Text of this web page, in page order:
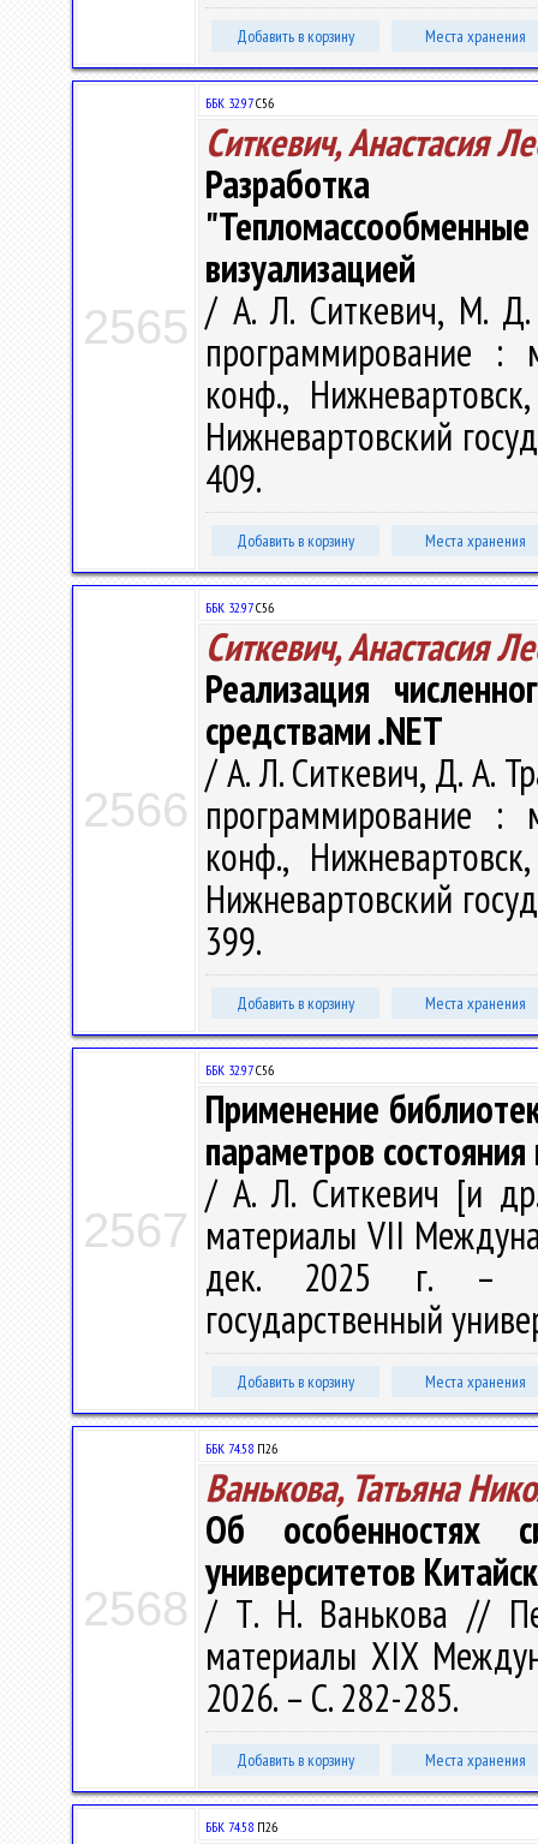
Добавить в корзину Места хранения
2565
ББК 32.97С56
Ситкевич, Анастасия
Разработка
визуализацией
/ А. Л. Ситкевич, М.
программирование :
конф.,
Нижневартовский
409.
Добавить в корзину Места хранения
2566
ББК 32.97С56
Ситкевич, Анастасия
Реализация
средствами .NET
/ А. Л. Ситкевич, Д. А.
программирование :
конф.,
Нижневартовский
399.
Добавить в корзину Места хранения
2567
ББК 32.97С56
Применение
параметров
/ А. Л. Ситкевич [и
материалы VII
дек. 2025 г. –
государственный
Добавить в корзину Места хранения
2568
ББК 74.58 П26
Ванькова, Татьяна
Об особенностях
университетов
/ Т. Н. Ванькова //
материалы XIX
2026. – С. 282-285.
Добавить в корзину Места хранения
ББК 74.58 П26